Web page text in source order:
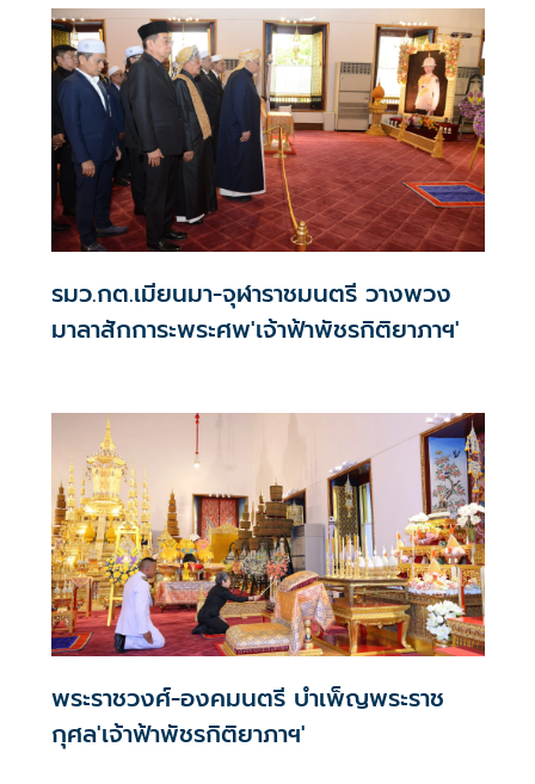
รมว.กต.เมียนมา-จุฬาราชมนตรี วางพวง
มาลาสักการะพระศพ'เจ้าฟ้าพัชรกิติยาภาฯ'
พระราชวงศ์-องคมนตรี บำเพ็ญพระราช
กุศล'เจ้าฟ้าพัชรกิติยาภาฯ'